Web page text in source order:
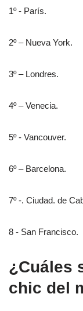
1º - París.
2º – Nueva York.
3º – Londres.
4º – Venecia.
5º - Vancouver.
6º – Barcelona.
7º -. Ciudad. de
8 - San Francisco.
¿Cuáles
chic del